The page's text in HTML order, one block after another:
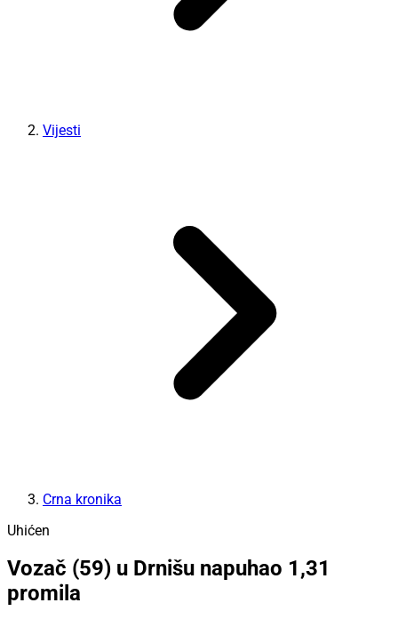
Vijesti
Crna kronika
Uhićen
Vozač (59) u Drnišu napuhao 1,31
promila